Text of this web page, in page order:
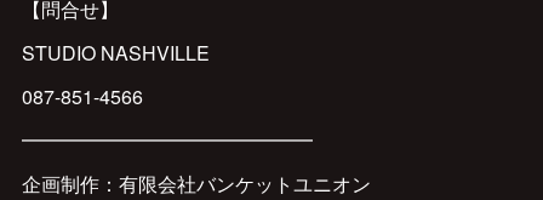
【問合せ】
STUDIO NASHVILLE
087-851-4566
━━━━━━━━━━━━━━━
企画制作：有限会社バンケットユニオン